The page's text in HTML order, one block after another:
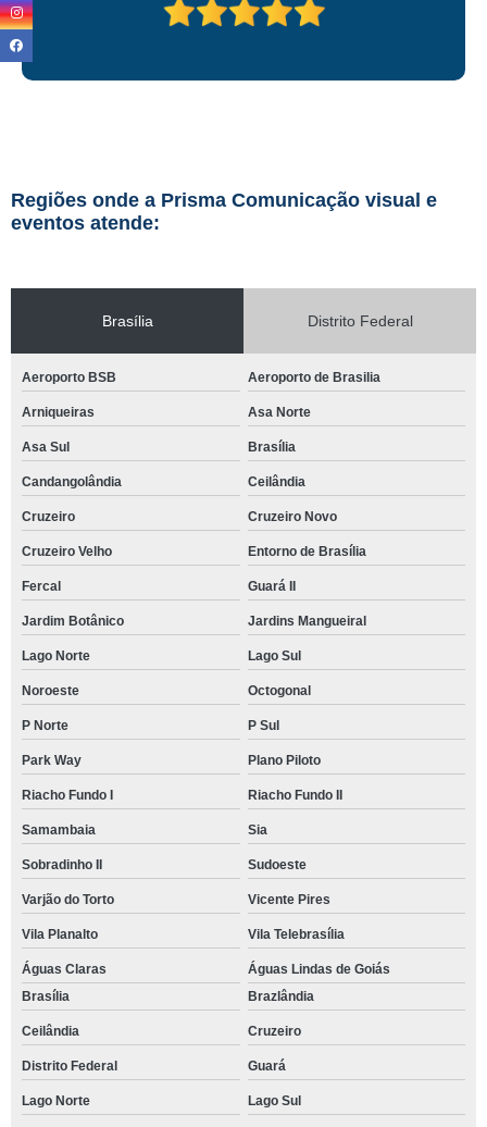
Regiões onde a Prisma Comunicação visual e
eventos atende:
Brasília Distrito Federal
Aeroporto BSB Aeroporto de Brasilia
Arniqueiras Asa Norte
Asa Sul Brasília
Candangolândia Ceilândia
Cruzeiro Cruzeiro Novo
Cruzeiro Velho Entorno de Brasília
Fercal Guará II
Jardim Botânico Jardins Mangueiral
Lago Norte Lago Sul
Noroeste Octogonal
P Norte P Sul
Park Way Plano Piloto
Riacho Fundo I Riacho Fundo II
Samambaia Sia
Sobradinho II Sudoeste
Varjão do Torto Vicente Pires
Vila Planalto Vila Telebrasília
Águas Claras
Águas Lindas de Goiás
Brasília
Brazlândia
Ceilândia Cruzeiro
Distrito Federal Guará
Lago Norte Lago Sul